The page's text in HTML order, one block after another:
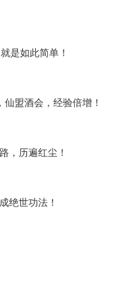
是如此简单！
盟酒会，经验倍增！
，历遍红尘！
绝世功法！